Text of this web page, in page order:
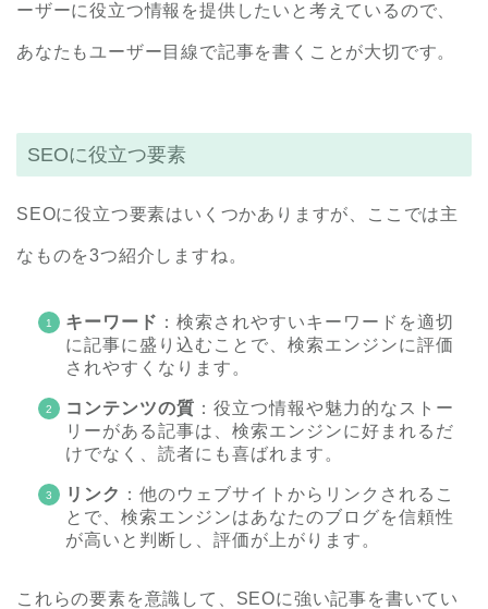
ーザーに役立つ情報を提供したいと考えているので、
あなたもユーザー目線で記事を書くことが大切です。
SEOに役立つ要素
SEOに役立つ要素はいくつかありますが、ここでは主
なものを3つ紹介しますね。
キーワード ：検索されやすいキーワードを適切
に記事に盛り込むことで、検索エンジンに評価
されやすくなります。
コンテンツの質 ：役立つ情報や魅力的なストー
リーがある記事は、検索エンジンに好まれるだ
けでなく、読者にも喜ばれます。
リンク ：他のウェブサイトからリンクされるこ
とで、検索エンジンはあなたのブログを信頼性
が高いと判断し、評価が上がります。
これらの要素を意識して、SEOに強い記事を書いてい